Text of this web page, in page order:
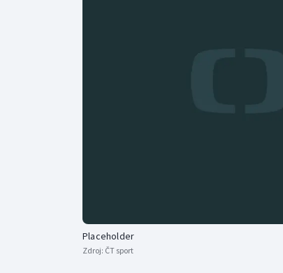
Placeholder
Zdroj: ČT sport